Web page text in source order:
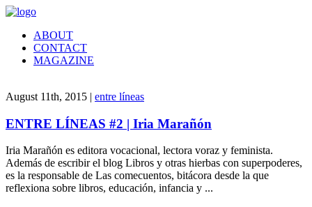
ABOUT
CONTACT
MAGAZINE
August 11th, 2015 | entre líneas
ENTRE LÍNEAS #2 | Iria Marañón
Iria Marañón es editora vocacional, lectora voraz y feminista.
Además de escribir el blog Libros y otras hierbas con superpoderes,
es la responsable de Las comecuentos, bitácora desde la que
reflexiona sobre libros, educación, infancia y ...